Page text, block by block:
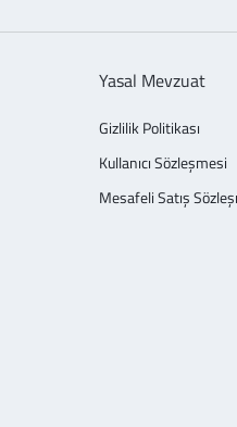
Yasal Mevzuat
Gizlilik Politikası
Kullanıcı Sözleşmesi
Mesafeli Satış